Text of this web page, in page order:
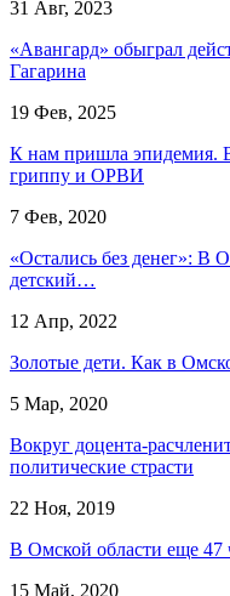
31 Авг, 2023
«Авангард» обыграл
Гагарина
19 Фев, 2025
К нам пришла эпидемия.
гриппу и ОРВИ
7 Фев, 2020
«Остались без денег»: В
детский…
12 Апр, 2022
Золотые дети. Как в
5 Мар, 2020
Вокруг доцента-
политические страсти
22 Ноя, 2019
В Омской области еще 47
15 Май, 2020